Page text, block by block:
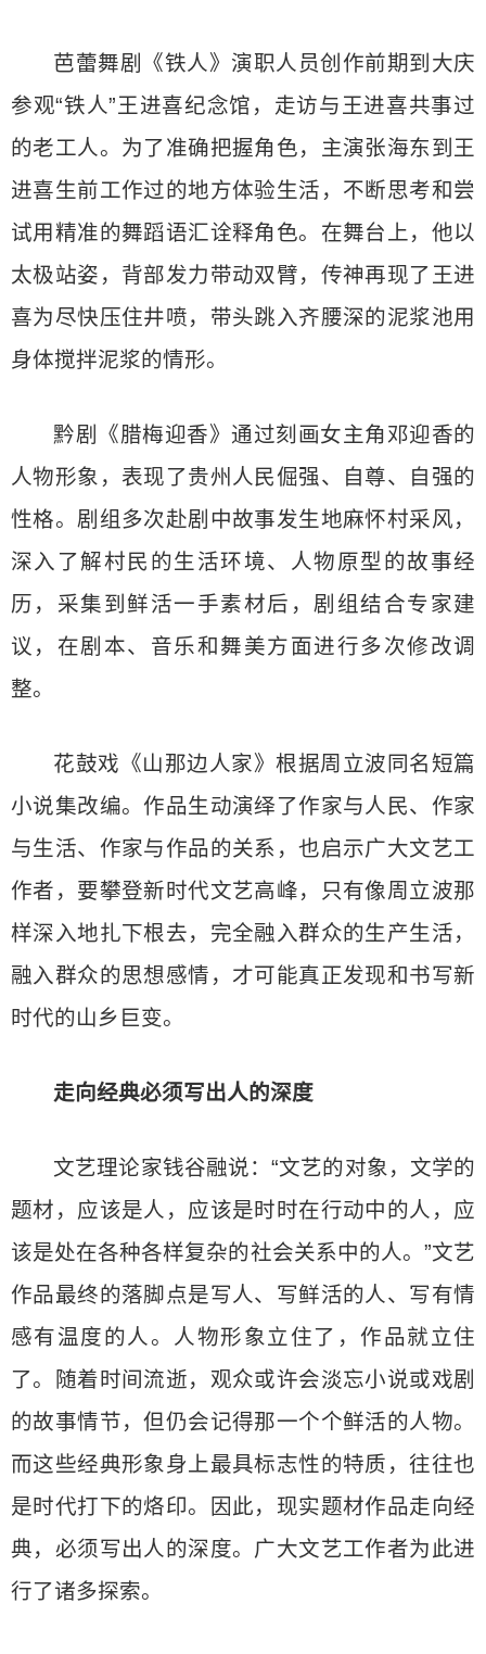
芭蕾舞剧《铁人》演职人员创作前期到大庆
参观“铁人”王进喜纪念馆，走访与王进喜共事过
的老工人。为了准确把握角色，主演张海东到王
进喜生前工作过的地方体验生活，不断思考和尝
试用精准的舞蹈语汇诠释角色。在舞台上，他以
太极站姿，背部发力带动双臂，传神再现了王进
喜为尽快压住井喷，带头跳入齐腰深的泥浆池用
身体搅拌泥浆的情形。
黔剧《腊梅迎香》通过刻画女主角邓迎香的
人物形象，表现了贵州人民倔强、自尊、自强的
性格。剧组多次赴剧中故事发生地麻怀村采风，
深入了解村民的生活环境、人物原型的故事经
历，采集到鲜活一手素材后，剧组结合专家建
议，在剧本、音乐和舞美方面进行多次修改调
整。
花鼓戏《山那边人家》根据周立波同名短篇
小说集改编。作品生动演绎了作家与人民、作家
与生活、作家与作品的关系，也启示广大文艺工
作者，要攀登新时代文艺高峰，只有像周立波那
样深入地扎下根去，完全融入群众的生产生活，
融入群众的思想感情，才可能真正发现和书写新
时代的山乡巨变。
走向经典必须写出人的深度
文艺理论家钱谷融说：“文艺的对象，文学的
题材，应该是人，应该是时时在行动中的人，应
该是处在各种各样复杂的社会关系中的人。”文艺
作品最终的落脚点是写人、写鲜活的人、写有情
感有温度的人。人物形象立住了，作品就立住
了。随着时间流逝，观众或许会淡忘小说或戏剧
的故事情节，但仍会记得那一个个鲜活的人物。
而这些经典形象身上最具标志性的特质，往往也
是时代打下的烙印。因此，现实题材作品走向经
典，必须写出人的深度。广大文艺工作者为此进
行了诸多探索。